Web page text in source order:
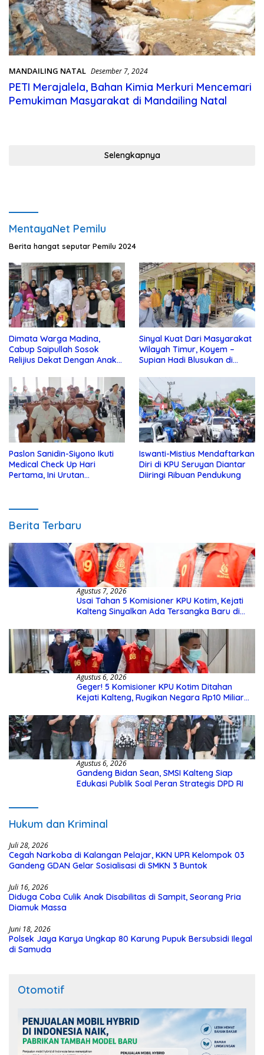
MANDAILING NATAL Desember 7, 2024
PETI Merajalela, Bahan Kimia Merkuri Mencemari
Pemukiman Masyarakat di Mandailing Natal
Selengkapnya
MentayaNet Pemilu
Berita hangat seputar Pemilu 2024
Dimata Warga Madina,
Cabup Saipullah Sosok
Relijius Dekat Dengan Anak
Sinyal Kuat Dari Masyarakat
Wilayah Timur, Koyem –
Supian Hadi Blusukan di
Paslon Sanidin-Siyono Ikuti
Medical Check Up Hari
Pertama, Ini Urutan
Iswanti-Mistius Mendaftarkan
Diri di KPU Seruyan Diantar
Diiringi Ribuan Pendukung
Berita Terbaru
Agustus 7, 2026
Usai Tahan 5 Komisioner KPU Kotim, Kejati
Kalteng Sinyalkan Ada Tersangka Baru di
Agustus 6, 2026
Geger! 5 Komisioner KPU Kotim Ditahan
Kejati Kalteng, Rugikan Negara Rp10 Miliar
Agustus 6, 2026
Gandeng Bidan Sean, SMSI Kalteng Siap
Edukasi Publik Soal Peran Strategis DPD RI
Hukum dan Kriminal
Juli 28, 2026
Cegah Narkoba di Kalangan Pelajar, KKN UPR Kelompok 03
Gandeng GDAN Gelar Sosialisasi di SMKN 3 Buntok
Juli 16, 2026
Diduga Coba Culik Anak Disabilitas di Sampit, Seorang Pria
Diamuk Massa
Juni 18, 2026
Polsek Jaya Karya Ungkap 80 Karung Pupuk Bersubsidi Ilegal
di Samuda
Otomotif